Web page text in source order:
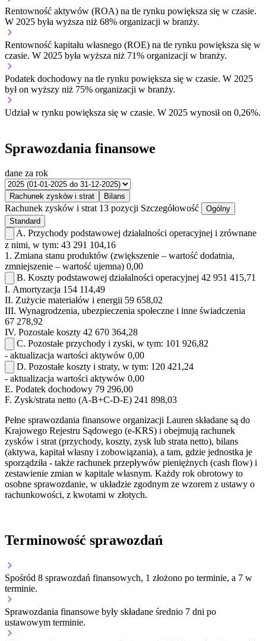
Rentowność aktywów (ROA) na tle rynku powiększa się w czasie.
W 2025 była wyższa niż 68% organizacji w branży.
Rentowność kapitału własnego (ROE) na tle rynku powiększa się w
czasie. W 2025 była wyższa niż 71% organizacji w branży.
Podatek dochodowy na tle rynku powiększa się w czasie. W 2025
był on wyższy niż 75% organizacji w branży.
Udział w rynku powiększa się w czasie. W 2025 wynosił on 0,26%.
Sprawozdania finansowe
dane za rok
Rachunek zysków i strat Bilans
Rachunek zysków i strat 13 pozycji Szczegółowość
Ogólny
Standard
A. Przychody podstawowej działalności operacyjnej i zrównane
z nimi, w tym: 43 291 104,16
1. Zmiana stanu produktów (zwiększenie – wartość dodatnia,
zmniejszenie – wartość ujemna) 0,00
B. Koszty podstawowej działalności operacyjnej 42 951 415,71
I. Amortyzacja 154 114,49
II. Zużycie materiałów i energii 59 658,02
III. Wynagrodzenia, ubezpieczenia społeczne i inne świadczenia
67 278,92
IV. Pozostałe koszty 42 670 364,28
C. Pozostałe przychody i zyski, w tym: 101 926,82
- aktualizacja wartości aktywów 0,00
D. Pozostałe koszty i straty, w tym: 120 421,24
- aktualizacja wartości aktywów 0,00
E. Podatek dochodowy 79 296,00
F. Zysk/strata netto (A-B+C-D-E) 241 898,03
Pełne sprawozdania finansowe organizacji Lauren składane są do
Krajowego Rejestru Sądowego (e-KRS) i obejmują rachunek
zysków i strat (przychody, koszty, zysk lub strata netto), bilans
(aktywa, kapitał własny i zobowiązania), a tam, gdzie jednostka je
sporządziła - także rachunek przepływów pieniężnych (cash flow) i
zestawienie zmian w kapitale własnym. Każdy rok obrotowy to
osobne sprawozdanie, w układzie zgodnym ze wzorem z ustawy o
rachunkowości, z kwotami w złotych.
Terminowość sprawozdań
Spośród 8 sprawozdań finansowych, 1 złożono po terminie, a 7 w
terminie.
Sprawozdania finansowe były składane średnio 7 dni po
ustawowym terminie.